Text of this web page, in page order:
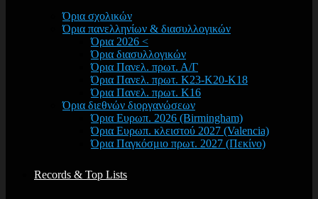
Όρια σχολικών
Όρια πανελληνίων & διασυλλογικών
Όρια 2026 <
Όρια διασυλλογικών
Όρια Πανελ. πρωτ. Α/Γ
Όρια Πανελ. πρωτ. Κ23-Κ20-Κ18
Όρια Πανελ. πρωτ. Κ16
Όρια διεθνών διοργανώσεων
Όρια Ευρωπ. 2026 (Birmingham)
Όρια Ευρωπ. κλειστού 2027 (Valencia)
Όρια Παγκόσμιο πρωτ. 2027 (Πεκίνο)
Records & Top Lists